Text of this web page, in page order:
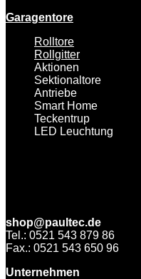
Garagentore
Rolltore
Rollgitter
Aktionen
Sektionaltore
Antriebe
Smart Home
Teckentrup
LED Leuchtung
shop@paultec.de
Tel.: 0521 543 879 86
Fax.: 0521 543 650 96
Unternehmen